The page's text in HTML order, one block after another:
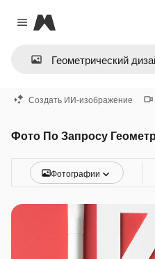
Close menu
Magnific
Создать ИИ-изображение
Фотографии